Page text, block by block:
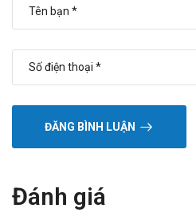
ĐĂNG BÌNH LUẬN
Đánh giá